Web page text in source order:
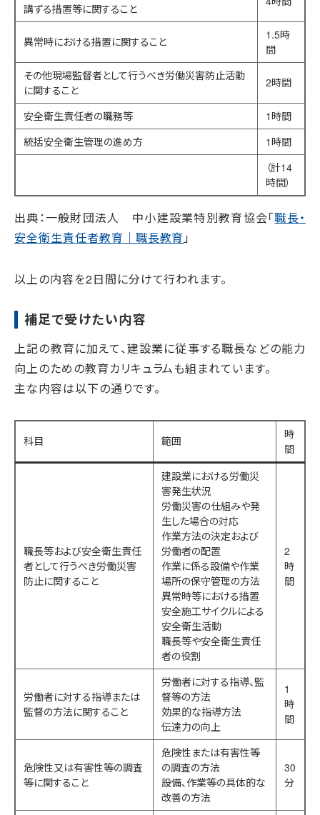
講ずる措置等に関すること
異常時における措置に関すること
1.5時
間
その他現場監督者として行うべき労働災害防止活動
に関すること
2時間
安全衛生責任者の職務等
1時間
統括安全衛生管理の進め方
1時間
（計14
時間）
出典：一般財団法人 中小建設業特別教育協会「職長・
安全衛生責任者教育｜職長教育 」
以上の内容を2日間に分けて行われます。
補足で受けたい内容
上記の教育に加えて、建設業に従事する職長などの能力
向上のための教育カリキュラムも組まれています。
主な内容は以下の通りです。
科目 範囲
時
間
職長等および安全衛生責任
者として行うべき労働災害
防止に関すること
建設業における労働災
害発生状況
労働災害の仕組みや発
生した場合の対応
作業方法の決定および
労働者の配置
作業に係る設備や作業
場所の保守管理の方法
異常時等における措置
安全施工サイクルによる
安全衛生活動
職長等や安全衛生責任
者の役割
2
時
間
労働者に対する指導または
監督の方法に関すること
労働者に対する指導、監
督等の方法
効果的な指導方法
伝達力の向上
1
時
間
危険性又は有害性等の調査
等に関すること
危険性または有害性等
の調査の方法
設備、作業等の具体的な
改善の方法
30
分